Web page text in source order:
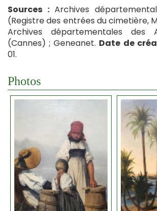
Sources :Archives
(Registre des entrées du cimetière,
Archives départementales des
(Cannes) ; Geneanet. Date de
01.
Photos